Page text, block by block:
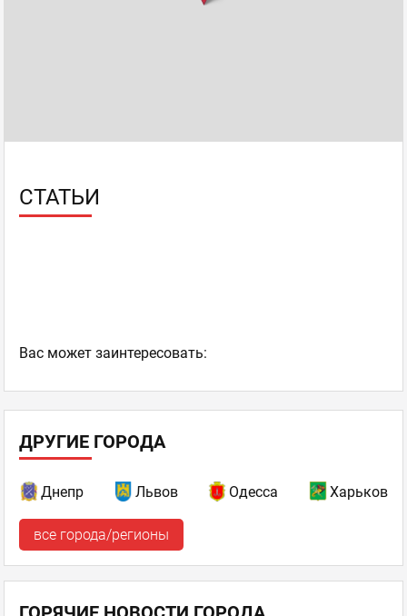
СТАТЬИ
Ваc может заинтересовать:
ДРУГИЕ ГОРОДА
Днепр Львов Одесса Харьков
все города/регионы